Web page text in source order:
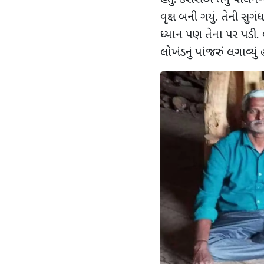
વૃક્ષ બની ગયું. તેની સુગંધ
ધ્યાન પણ તેના પર પડી.
લોખંડનું પાંજરું લગાવ્યું